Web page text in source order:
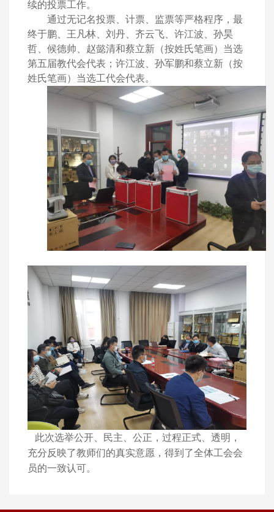
续的投票工作。
通过无记名投票、计票、监票等严格程序，最
终于鹏、王凡林、刘丹、齐云飞、许江波、孙昊
哲、候德帅、赵懿清和蔡立新（按姓氏笔画）当选
第五届教代会代表；许江波、孙军鹏和蔡立新（按
姓氏笔画）当选工代会代表。
此次选举公开、民主、公正，过程正式、透明，
充分反映了教师们的真实意愿，得到了全体工会会
员的一致认可。